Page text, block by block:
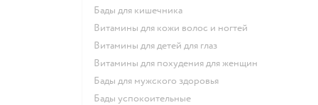
Бады для кишечника
Витамины для кожи волос и ногтей
Витамины для детей для глаз
Витамины для похудения для женщин
Бады для мужского здоровья
Бады успокоительные